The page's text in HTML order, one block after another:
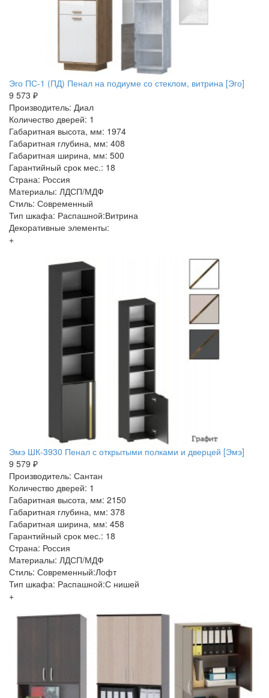
Эго ПС-1 (ПД) Пенал на подиуме со стеклом, витрина [Эго]
9 573 ₽
Производитель: Диал
Количество дверей: 1
Габаритная высота, мм: 1974
Габаритная глубина, мм: 408
Габаритная ширина, мм: 500
Гарантийный срок мес.: 18
Страна: Россия
Материалы: ЛДСП/МДФ
Стиль: Современный
Тип шкафа: Распашной:Витрина
Декоративные элементы:
+
Эмэ ШК-3930 Пенал с открытыми полками и дверцей [Эмэ]
9 579 ₽
Производитель: Сантан
Количество дверей: 1
Габаритная высота, мм: 2150
Габаритная глубина, мм: 378
Габаритная ширина, мм: 458
Гарантийный срок мес.: 18
Страна: Россия
Материалы: ЛДСП/МДФ
Стиль: Современный:Лофт
Тип шкафа: Распашной:С нишей
+